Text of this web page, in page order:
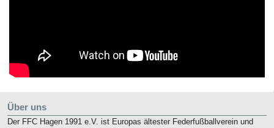
Über uns
Der FFC Hagen 1991 e.V. ist Europas ältester Federfußballverein und